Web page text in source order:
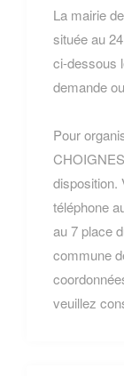
La mairie
située au
ci-dessous
demande
Pour
disposition.
téléphone
au 7 place
commune
veuillez